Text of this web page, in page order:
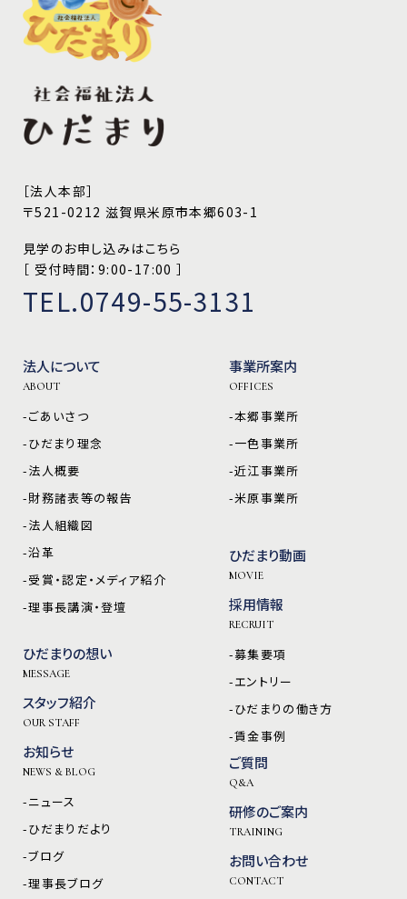
［法人本部］
〒521-0212 滋賀県米原市本郷603-1
見学のお申し込みはこちら
［ 受付時間：9:00-17:00 ］
TEL.0749-55-3131
法人について
ABOUT
-ごあいさつ
-ひだまり理念
-法人概要
-財務諸表等の報告
-法人組織図
-沿革
-受賞・認定・メディア紹介
-理事長講演・登壇
ひだまりの想い
MESSAGE
スタッフ紹介
OUR STAFF
お知らせ
NEWS & BLOG
-ニュース
-ひだまりだより
-ブログ
-理事長ブログ
事業所案内
OFFICES
-本郷事業所
-一色事業所
-近江事業所
-米原事業所
ひだまり動画
MOVIE
採用情報
RECRUIT
-募集要項
-エントリー
-ひだまりの働き方
-賃金事例
ご質問
Q&A
研修のご案内
TRAINING
お問い合わせ
CONTACT